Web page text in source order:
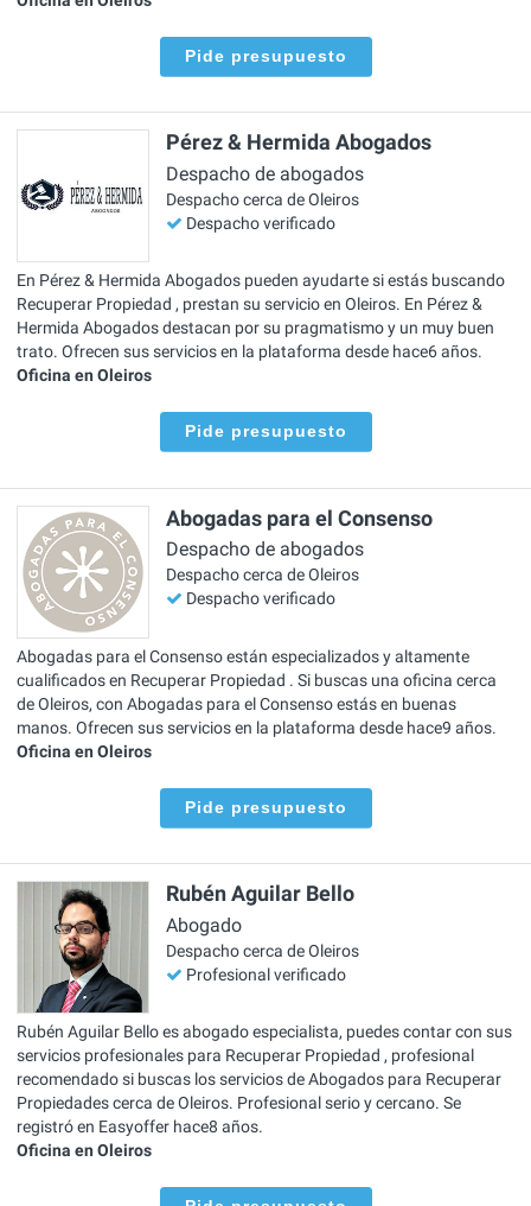
Pide presupuesto
Pérez & Hermida Abogados
Despacho de abogados
Despacho cerca de Oleiros
Despacho verificado
En Pérez & Hermida Abogados pueden ayudarte si estás buscando
Recuperar Propiedad , prestan su servicio en Oleiros. En Pérez &
Hermida Abogados destacan por su pragmatismo y un muy buen
trato. Ofrecen sus servicios en la plataforma desde hace6 años.
Oficina en Oleiros
Pide presupuesto
Abogadas para el Consenso
Despacho de abogados
Despacho cerca de Oleiros
Despacho verificado
Abogadas para el Consenso están especializados y altamente
cualificados en Recuperar Propiedad . Si buscas una oficina cerca
de Oleiros, con Abogadas para el Consenso estás en buenas
manos. Ofrecen sus servicios en la plataforma desde hace9 años.
Oficina en Oleiros
Pide presupuesto
Rubén Aguilar Bello
Abogado
Despacho cerca de Oleiros
Profesional verificado
Rubén Aguilar Bello es abogado especialista, puedes contar con sus
servicios profesionales para Recuperar Propiedad , profesional
recomendado si buscas los servicios de Abogados para Recuperar
Propiedades cerca de Oleiros. Profesional serio y cercano. Se
registró en Easyoffer hace8 años.
Oficina en Oleiros